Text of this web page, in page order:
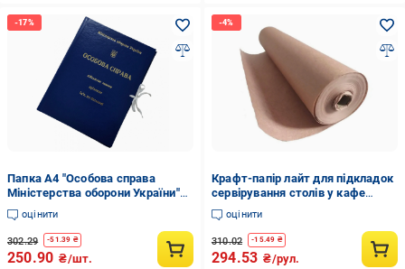
Папка А4 "Особова справа
Міністерства оборони України"
на зав'язках із тисненням
корінець бумвініл 20 мм (ПАПК/
ЛД-МТ-А4-З/Б-20-3)
оцінити
302.29 -51.39 ₴
250.90 ₴/шт.
Крафт-папір лайт для підкладок
сервірування столів у кафе
1,05х25 м (Крафт/Л-105/25-80-
4)
оцінити
310.02 -15.49 ₴
294.53 ₴/рул.